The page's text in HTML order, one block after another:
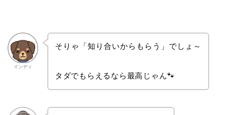
インディ
そりゃ「知り合いからもらう」でしょ～
タダでもらえるなら最高じゃん🐾